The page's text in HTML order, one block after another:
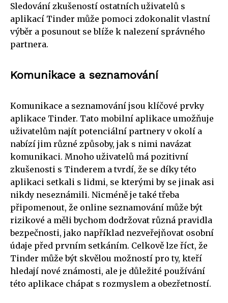
Sledování zkušeností ostatních uživatelů s
aplikací Tinder může pomoci zdokonalit vlastní
výběr a posunout se blíže k nalezení správného
partnera.
Komunikace a seznamování
Komunikace a seznamování jsou klíčové prvky
aplikace Tinder. Tato mobilní aplikace umožňuje
uživatelům najít potenciální partnery v okolí a
nabízí jim různé způsoby, jak s nimi navázat
komunikaci. Mnoho uživatelů má pozitivní
zkušenosti s Tinderem a tvrdí, že se díky této
aplikaci setkali s lidmi, se kterými by se jinak asi
nikdy neseznámili. Nicméně je také třeba
připomenout, že online seznamování může být
rizikové a měli bychom dodržovat různá pravidla
bezpečnosti, jako například nezveřejňovat osobní
údaje před prvním setkáním. Celkově lze říct, že
Tinder může být skvělou možností pro ty, kteří
hledají nové známosti, ale je důležité používání
této aplikace chápat s rozmyslem a obezřetností.